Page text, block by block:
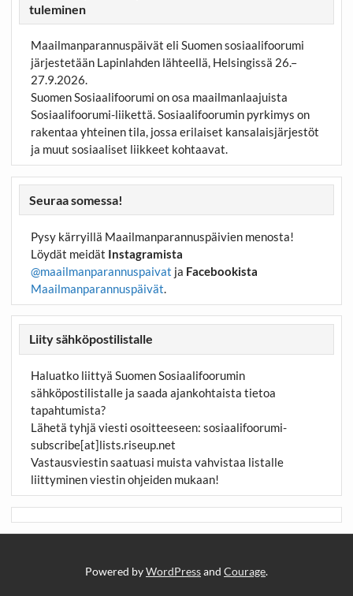
tuleminen
Maailmanparannuspäivät eli Suomen sosiaalifoorumi
järjestetään Lapinlahden lähteellä, Helsingissä 26.–
27.9.2026.
Suomen Sosiaalifoorumi on osa maailmanlaajuista
Sosiaalifoorumi-liikettä. Sosiaalifoorumin pyrkimys on
rakentaa yhteinen tila, jossa erilaiset kansalaisjärjestöt
ja muut sosiaaliset liikkeet kohtaavat.
Seuraa somessa!
Pysy kärryillä Maailmanparannuspäivien menosta!
Löydät meidät Instagramista
@maailmanparannuspaivat ja Facebookista
Maailmanparannuspäivät.
Liity sähköpostilistalle
Haluatko liittyä Suomen Sosiaalifoorumin
sähköpostilistalle ja saada ajankohtaista tietoa
tapahtumista?
Lähetä tyhjä viesti osoitteeseen: sosiaalifoorumi-
subscribe[at]lists.riseup.net
Vastausviestin saatuasi muista vahvistaa listalle
liittyminen viestin ohjeiden mukaan!
Powered byWordPressand Courage.